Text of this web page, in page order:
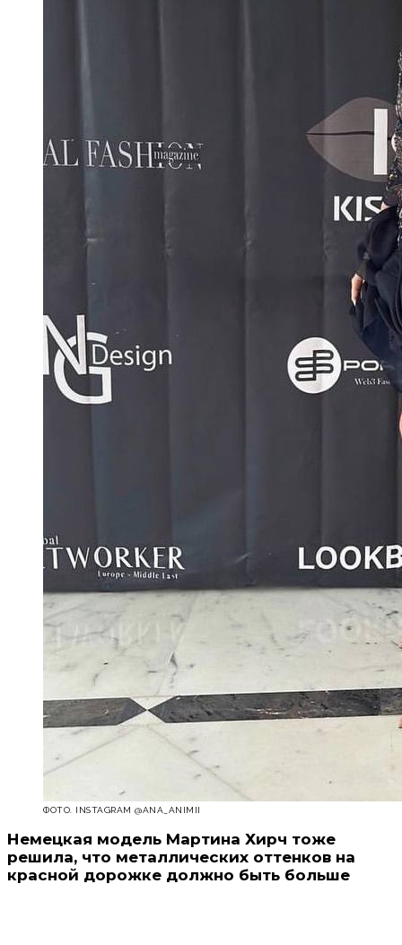
ФОТО. INSTAGRAM @ANA_ANIMII
Немецкая модель Мартина Хирч тоже
решила, что металлических оттенков на
красной дорожке должно быть больше